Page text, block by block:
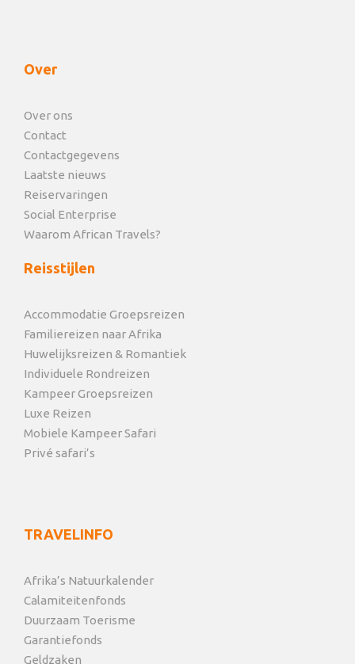
Over
Over ons
Contact
Contactgegevens
Laatste nieuws
Reiservaringen
Social Enterprise
Waarom African Travels?
Reisstijlen
Accommodatie Groepsreizen
Familiereizen naar Afrika
Huwelijksreizen & Romantiek
Individuele Rondreizen
Kampeer Groepsreizen
Luxe Reizen
Mobiele Kampeer Safari
Privé safari’s
TRAVELINFO
Afrika’s Natuurkalender
Calamiteitenfonds
Duurzaam Toerisme
Garantiefonds
Geldzaken